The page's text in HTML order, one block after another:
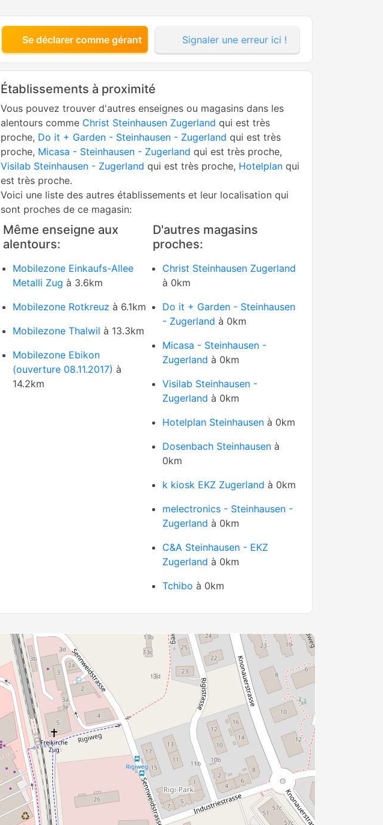
Se déclarer comme gérant Signaler une erreur ici !
Établissements à proximité
Vous pouvez trouver d'autres enseignes ou magasins dans les
alentours comme Christ Steinhausen Zugerland qui est très
proche, Do it + Garden - Steinhausen - Zugerland qui est très
proche, Micasa - Steinhausen - Zugerland qui est très proche,
Visilab Steinhausen - Zugerland qui est très proche, Hotelplan qui
est très proche.
Voici une liste des autres établissements et leur localisation qui
sont proches de ce magasin:
Même enseigne aux
alentours:
Mobilezone Einkaufs-Allee
Metalli Zug à 3.6km
Mobilezone Rotkreuz à 6.1km
Mobilezone Thalwil à 13.3km
Mobilezone Ebikon
(ouverture 08.11.2017) à
14.2km
D'autres magasins
proches:
Christ Steinhausen Zugerland
à 0km
Do it + Garden - Steinhausen
- Zugerland à 0km
Micasa - Steinhausen -
Zugerland à 0km
Visilab Steinhausen -
Zugerland à 0km
Hotelplan Steinhausen à 0km
Dosenbach Steinhausen à
0km
k kiosk EKZ Zugerland à 0km
melectronics - Steinhausen -
Zugerland à 0km
C&A Steinhausen - EKZ
Zugerland à 0km
Tchibo à 0km